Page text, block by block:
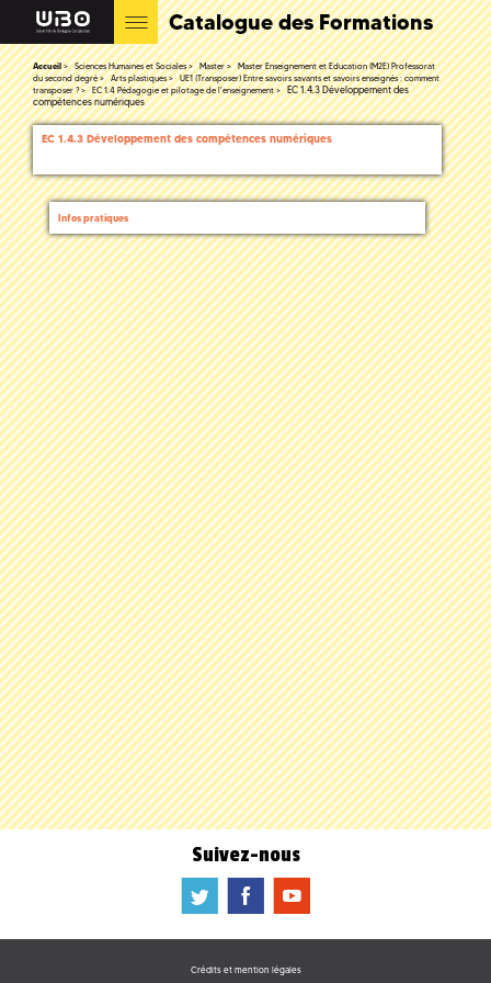
Catalogue des Formations
Accueil Sciences Humaines et Sociales Master
Master Enseignement et Education (M2E) Professorat
du second degré
Arts plastiques
UE1 (Transposer) Entre savoirs savants et savoirs enseignés : comment
transposer ?
EC 1.4 Pédagogie et pilotage de l'enseignement
EC 1.4.3 Développement des
compétences numériques
EC 1.4.3 Développement des compétences numériques
Infos pratiques
Suivez-nous
a b f
Crédits et mention légales